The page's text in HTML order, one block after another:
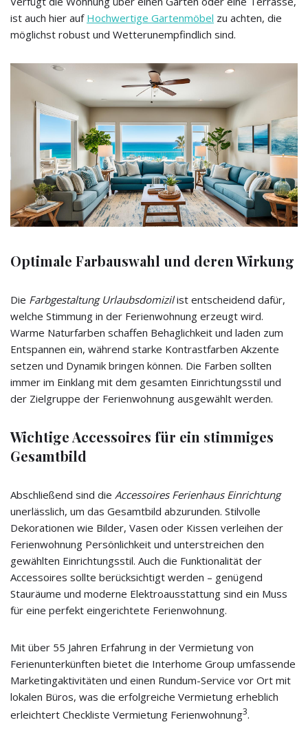
ist auch hier auf Hochwertige Gartenmöbel zu achten, die
möglichst robust und Wetterunempfindlich sind.
Optimale Farbauswahl und deren Wirkung
Die Farbgestaltung Urlaubsdomizilist entscheidend dafür,
welche Stimmung in der Ferienwohnung erzeugt wird.
Warme Naturfarben schaffen Behaglichkeit und laden zum
Entspannen ein, während starke Kontrastfarben Akzente
setzen und Dynamik bringen können. Die Farben sollten
immer im Einklang mit dem gesamten Einrichtungsstil und
der Zielgruppe der Ferienwohnung ausgewählt werden.
Wichtige Accessoires für ein stimmiges
Gesamtbild
Abschließend sind die Accessoires Ferienhaus Einrichtung
unerlässlich, um das Gesamtbild abzurunden. Stilvolle
Dekorationen wie Bilder, Vasen oder Kissen verleihen der
Ferienwohnung Persönlichkeit und unterstreichen den
gewählten Einrichtungsstil. Auch die Funktionalität der
Accessoires sollte berücksichtigt werden – genügend
Stauräume und moderne Elektroausstattung sind ein Muss
für eine perfekt eingerichtete Ferienwohnung.
Mit über 55 Jahren Erfahrung in der Vermietung von
Ferienunterkünften bietet die Interhome Group umfassende
Marketingaktivitäten und einen Rundum-Service vor Ort mit
lokalen Büros, was die erfolgreiche Vermietung erheblich
erleichtert Checkliste Vermietung Ferienwohnung3.